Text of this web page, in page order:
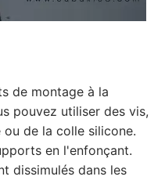
de montage à la
pouvez utiliser des vis,
de la colle silicone.
en l'enfonçant.
dissimulés dans les